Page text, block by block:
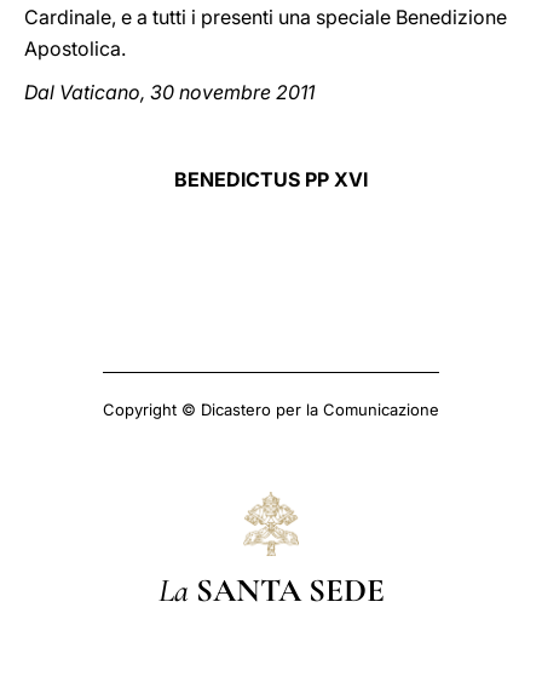
Cardinale, e a tutti i presenti una speciale Benedizione
Apostolica.
Dal Vaticano, 30 novembre 2011
BENEDICTUS PP XVI
Copyright © Dicastero per la Comunicazione
La SANTA SEDE